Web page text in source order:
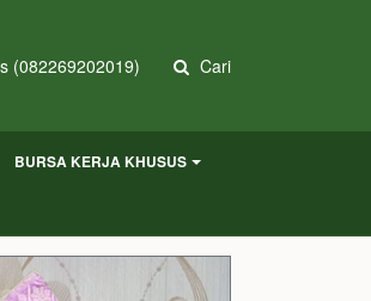
(082269202019) Cari
BURSA KERJA KHUSUS